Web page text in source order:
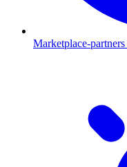
Marketplace-partners